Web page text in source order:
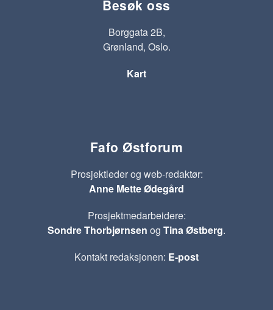
Besøk oss
Borggata 2B,
Grønland, Oslo.
Kart
Fafo Østforum
Prosjektleder og web-redaktør:
Anne Mette Ødegård
Prosjektmedarbeidere:
Sondre Thorbjørnsen og Tina Østberg.
Kontakt redaksjonen: E-post